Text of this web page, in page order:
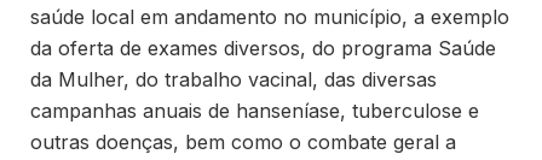
saúde local em andamento no município, a exemplo
da oferta de exames diversos, do programa Saúde
da Mulher, do trabalho vacinal, das diversas
campanhas anuais de hanseníase, tuberculose e
outras doenças, bem como o combate geral a